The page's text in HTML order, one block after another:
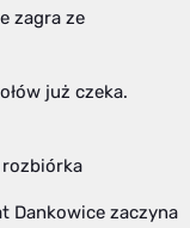
zagra ze
już czeka.
rozbiórka
Dankowice zaczyna